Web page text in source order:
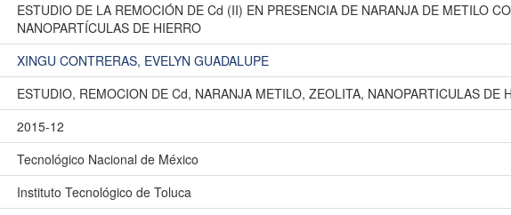
ESTUDIO DE LA REMOCIÓN DE Cd (II) EN PRESENCIA DE NARANJA DE METILO
NANOPARTÍCULAS DE HIERRO
XINGU CONTRERAS, EVELYN GUADALUPE
ESTUDIO, REMOCION DE Cd, NARANJA METILO, ZEOLITA, NANOPARTICULAS DE
2015-12
Tecnológico Nacional de México
Instituto Tecnológico de Toluca